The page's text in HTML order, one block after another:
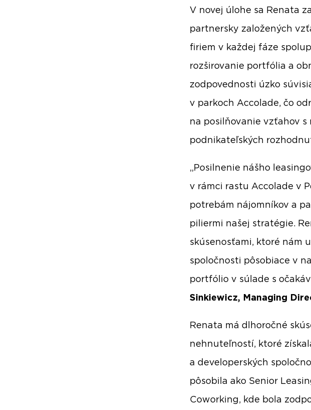
V novej úlohe sa Renata
partnersky založených
firiem v každej fáze
rozširovanie portfólia a
zodpovednosti úzko
v parkoch Accolade, čo
na posilňovanie vzťahov
podnikateľských
„Posilnenie nášho
v rámci rastu Accolade v
potrebám nájomníkov a
piliermi našej stratégie.
skúsenosťami, ktoré nám
spoločnosti pôsobiace v
portfólio v súlade s
Sinkiewicz, Managing
Renata má dlhoročné
nehnuteľností, ktoré
a developerských
pôsobila ako Senior
Coworking, kde bola